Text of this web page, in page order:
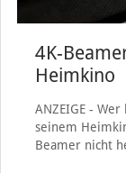
4K-
Heimkino
ANZEIGE -
seinem
Beamer nicht